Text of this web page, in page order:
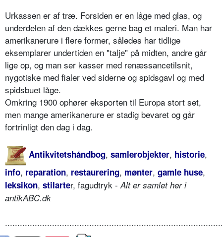
Urkassen er af træ. Forsiden er en låge med glas, og
underdelen af den dækkes gerne bag et maleri. Man har
amerikanerure i flere former, således har tidlige
eksemplarer undertiden en "talje" på midten, andre går
lige op, og man ser kasser med renæssancetilsnit,
nygotiske med fialer ved siderne og spidsgavl og med
spidsbuet låge.
Omkring 1900 ophører eksporten til Europa stort set,
men mange amerikanerure er stadig bevaret og går
fortrinligt den dag i dag.
Antikvitetshåndbog, samlerobjekter, historie,
info, reparation, restaurering, mønter, gamle huse,
leksikon, stilarter, fagudtryk -Alt er samlet her i
antikABC.dk